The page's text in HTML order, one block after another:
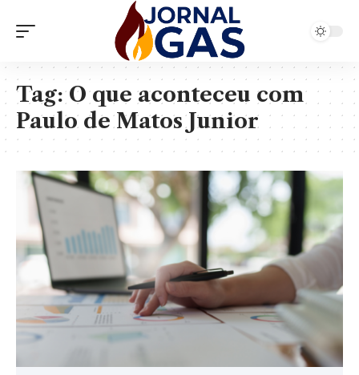
Tag:O que aconteceu com
Paulo de Matos Junior